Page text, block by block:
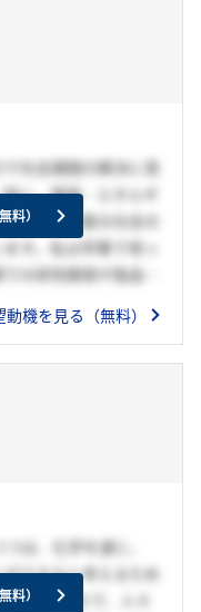
社会課題の解決に貢
に、環境・エネルギ
、持続可能な社会の
す。私は学業で培っ
の研究開発や製品改
技術を習得しつつ、
料）
動機を見る（無料）
は、化学を通じ、
できると考えるため
々なところで、人々
料）